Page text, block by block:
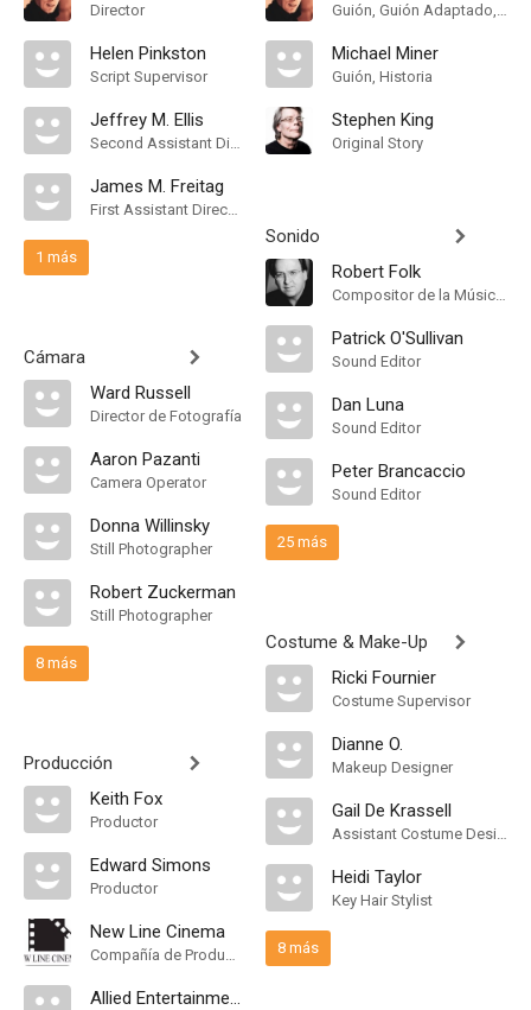
Director
Helen Pinkston
Script Supervisor
Jeffrey M. Ellis
Second Assistant Director
James M. Freitag
First Assistant Director
1 más
Cámara
Ward Russell
Director de Fotografía
Aaron Pazanti
Camera Operator
Donna Willinsky
Still Photographer
Robert Zuckerman
Still Photographer
8 más
Producción
Keith Fox
Productor
Edward Simons
Productor
New Line Cinema
Compañía de Produccion
Allied Entertainments Group PLC
Guión, Guión Adaptado, Historia
Michael Miner
Guión, Historia
Stephen King
Original Story
Sonido
Robert Folk
Compositor de la Música Original, Orquestador, Conductor
Patrick O'Sullivan
Sound Editor
Dan Luna
Sound Editor
Peter Brancaccio
Sound Editor
25 más
Costume & Make-Up
Ricki Fournier
Costume Supervisor
Dianne O.
Makeup Designer
Gail De Krassell
Assistant Costume Designer
Heidi Taylor
Key Hair Stylist
8 más